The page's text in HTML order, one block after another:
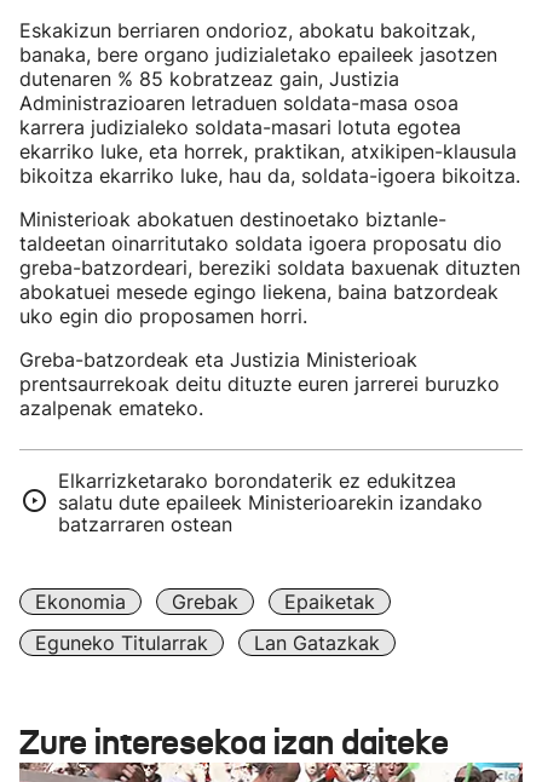
Eskakizun berriaren ondorioz, abokatu bakoitzak,
banaka, bere organo judizialetako epaileek jasotzen
dutenaren % 85 kobratzeaz gain, Justizia
Administrazioaren letraduen soldata-masa osoa
karrera judizialeko soldata-masari lotuta egotea
ekarriko luke, eta horrek, praktikan, atxikipen-klausula
bikoitza ekarriko luke, hau da, soldata-igoera bikoitza.
Ministerioak abokatuen destinoetako biztanle-
taldeetan oinarritutako soldata igoera proposatu dio
greba-batzordeari, bereziki soldata baxuenak dituzten
abokatuei mesede egingo liekena, baina batzordeak
uko egin dio proposamen horri.
Greba-batzordeak eta Justizia Ministerioak
prentsaurrekoak deitu dituzte euren jarrerei buruzko
azalpenak emateko.
Elkarrizketarako borondaterik ez edukitzea
salatu dute epaileek Ministerioarekin izandako
batzarraren ostean
Ekonomia Grebak
Epaiketak
Eguneko Titularrak
Lan Gatazkak
Zure interesekoa izan daiteke